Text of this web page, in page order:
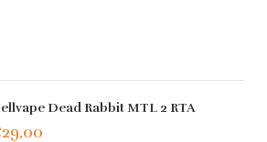
Dead Rabbit MTL 2 RTA